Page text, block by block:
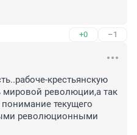
+0 –1
крестьянскую
мировой революции,а так
текущего
революционными